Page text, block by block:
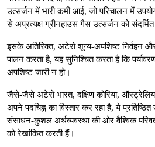
उत्सर्जन में भारी कमी आई, जो परिचालन में
से अप्रत्यक्ष ग्रीनहाउस गैस उत्सर्जन को
इसके अतिरिक्त, अटेरो शून्य-अपशिष्ट निर्वहन
पालन करता है, यह सुनिश्चित करता है कि
अपशिष्ट जारी न हो।
जैसे-जैसे अटेरो भारत, दक्षिण कोरिया,
अपने पदचिह्न का विस्तार कर रहा है, ये
संसाधन-कुशल अर्थव्यवस्था की ओर वैश्विक
को रेखांकित करती हैं।